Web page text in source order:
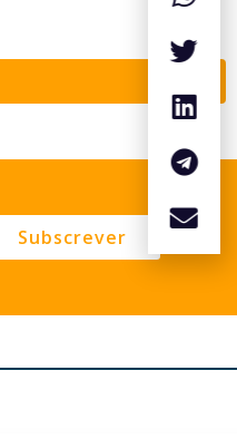
Subscrever